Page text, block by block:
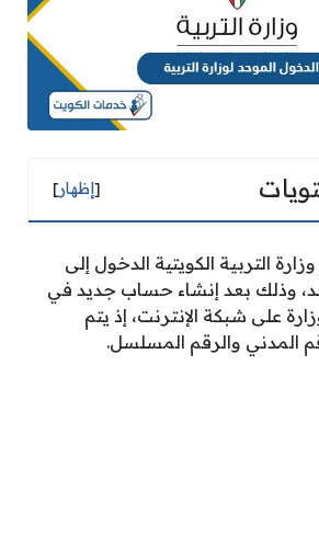
[إظهار]
التربية الكويتية الدخول إلى
وذلك بعد إنشاء حساب جديد في
على شبكة الإنترنت، إذ يتم
المدني والرقم المسلسل.